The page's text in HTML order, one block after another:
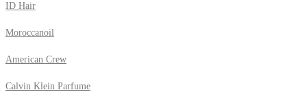
ID Hair
Moroccanoil
American Crew
Calvin Klein Parfume